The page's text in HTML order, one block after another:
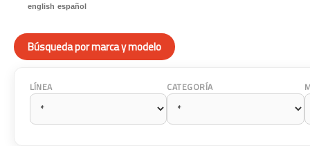
english español
Búsqueda por marca y modelo
LÍNEA CATEGORÍA